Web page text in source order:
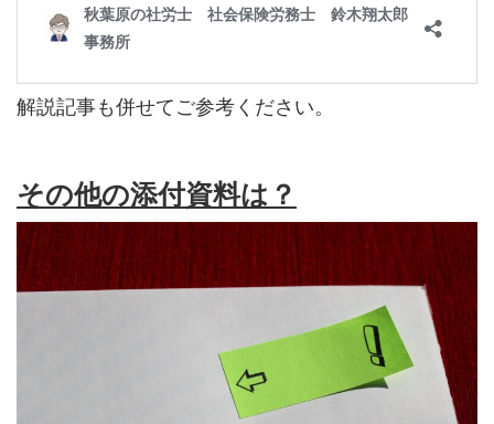
解説記事も併せてご参考ください。
その他の添付資料は？